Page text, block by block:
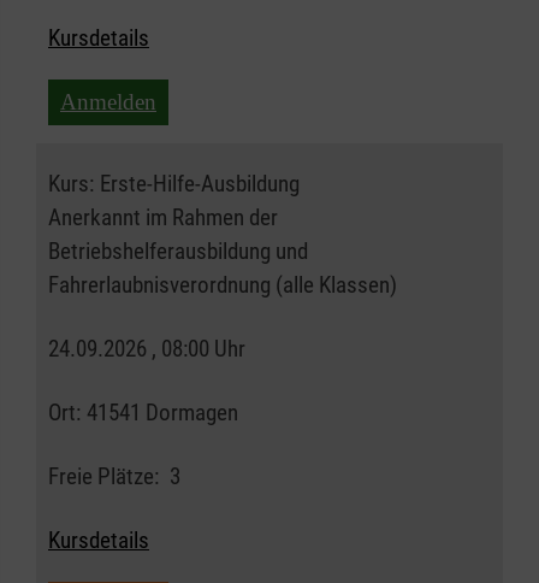
Kursdetails
Anmelden
Kurs: Erste-Hilfe-Ausbildung
Anerkannt im Rahmen der
Betriebshelferausbildung und
Fahrerlaubnisverordnung (alle Klassen)
24.09.2026 , 08:00 Uhr
Ort: 41541 Dormagen
Freie Plätze: 3
Kursdetails